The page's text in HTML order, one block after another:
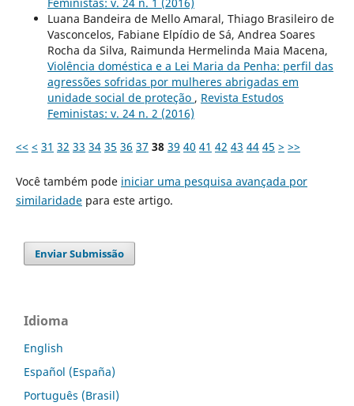
Feministas: v. 24 n. 1 (2016)
Luana Bandeira de Mello Amaral, Thiago Brasileiro de
Vasconcelos, Fabiane Elpídio de Sá, Andrea Soares
Rocha da Silva, Raimunda Hermelinda Maia Macena,
Violência doméstica e a Lei Maria da Penha: perfil das
agressões sofridas por mulheres abrigadas em
unidade social de proteção , Revista Estudos
Feministas: v. 24 n. 2 (2016)
<< < 31 32 33 34 35 36 37 38 39 40 41 42 43 44 45 > >>
Você também pode iniciar uma pesquisa avançada por
similaridadepara este artigo.
Enviar Submissão
Idioma
English
Español (España)
Português (Brasil)